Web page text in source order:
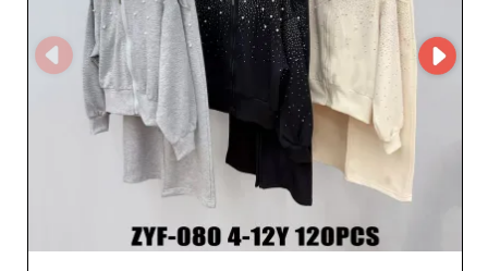
koleksiyonlarla müşterilerini etkileyebilir. Özetle, E.J.
KIDS'yi seçmek, MicroStore teknolojisi ile optimize
edilmiş kalite, güvenilirlik ve mükemmel müşteri hizmeti
için bir tercihtir. Zaten memnun olan yüzlerce
profesyonele katılın ve müşterilerinize çocuk modasının
en iyisini sunun.